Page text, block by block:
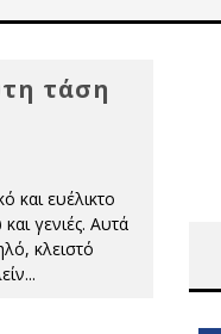
τάση
και ευέλικτο
γενιές. Αυτά
κλειστό
...